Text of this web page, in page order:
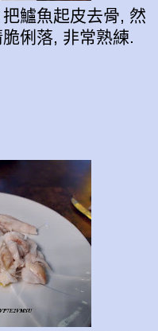
鱸魚起皮去骨, 然
俐落, 非常熟練.